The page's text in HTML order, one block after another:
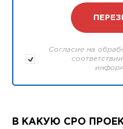
Согласие на
В КАКУЮ СРО